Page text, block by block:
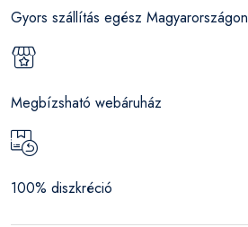
Gyors szállítás egész Magyarországon
Megbízsható webáruház
100% diszkréció